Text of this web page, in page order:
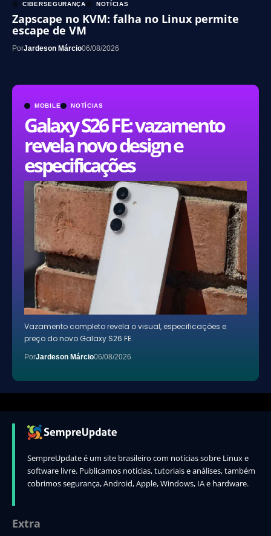
MOBILE NOTÍCIAS
Galaxy S26 FE: vazamento
revela novo design e
especificações
Vazamento completo revela o visual, especificações e
preço do novo Galaxy S26 FE.
PorJardeson Márcio06/08/2026
CIBERSEGURANÇA NOTÍCIAS
Zapscape no KVM: falha no Linux permite
escape de VM
PorJardeson Márcio06/08/2026
SempreUpdate é um site brasileiro com notícias sobre Linux e
software livre. Publicamos notícias, tutoriais e análises, também
cobrimos segurança, Android, Apple, Windows, IA e hardware.
Extra